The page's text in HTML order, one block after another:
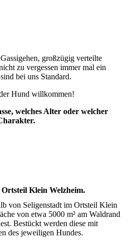
großzügig verteilte
zu vergessen immer mal ein
bei uns Standard.
Hund willkommen!
welches Alter oder welcher
Klein Welzheim.
von Seligenstadt im Ortsteil Klein
von etwa 5000 m² am Waldrand
Bestückt werden diese mit
des jeweiligen Hundes.